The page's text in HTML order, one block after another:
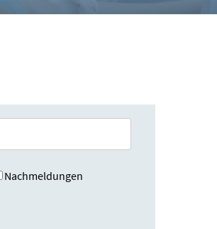
Nachmeldungen